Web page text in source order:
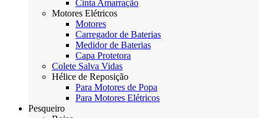
Cinta Amarração
Motores Elétricos
Motores
Carregador de Baterias
Medidor de Baterias
Capa Protetora
Colete Salva Vidas
Hélice de Reposição
Para Motores de Popa
Para Motores Elétricos
Pesqueiro